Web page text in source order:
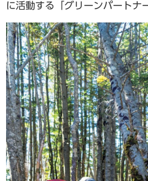
に活動する「グリーンパートナ